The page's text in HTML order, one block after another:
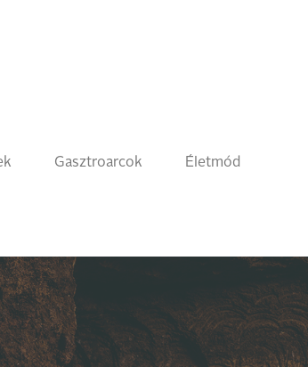
Gasztroarcok Életmód